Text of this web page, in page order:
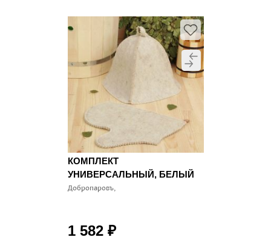
КОМПЛЕКТ
УНИВЕРСАЛЬНЫЙ, БЕЛЫЙ
Добропаровъ,
1 582 ₽